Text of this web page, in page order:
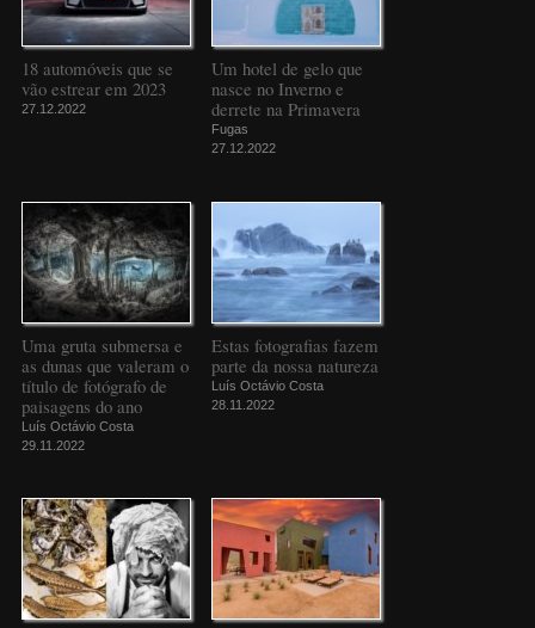
18 automóveis que se
vão estrear em 2023
27.12.2022
Um hotel de gelo que
nasce no Inverno e
derrete na Primavera
Fugas
27.12.2022
Uma gruta submersa e
as dunas que valeram o
título de fotógrafo de
paisagens do ano
Luís Octávio Costa
29.11.2022
Estas fotografias fazem
parte da nossa natureza
Luís Octávio Costa
28.11.2022